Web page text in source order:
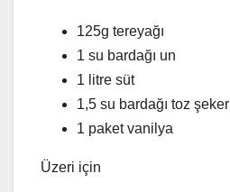
125g tereyağı
1 su bardağı un
1 litre süt
1,5 su bardağı toz şeker
1 paket vanilya
Üzeri için